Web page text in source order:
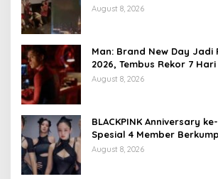
August 8, 2026
Man: Brand New Day Jadi
2026, Tembus Rekor 7 Hari
August 8, 2026
BLACKPINK Anniversary
Spesial 4 Member
August 8, 2026